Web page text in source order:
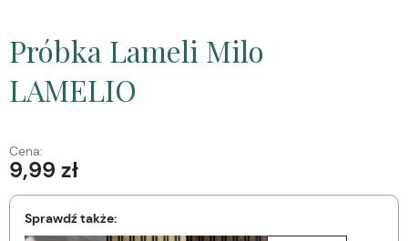
Próbka Lameli Milo
LAMELIO
Cena:
9,99 zł
Sprawdź także: